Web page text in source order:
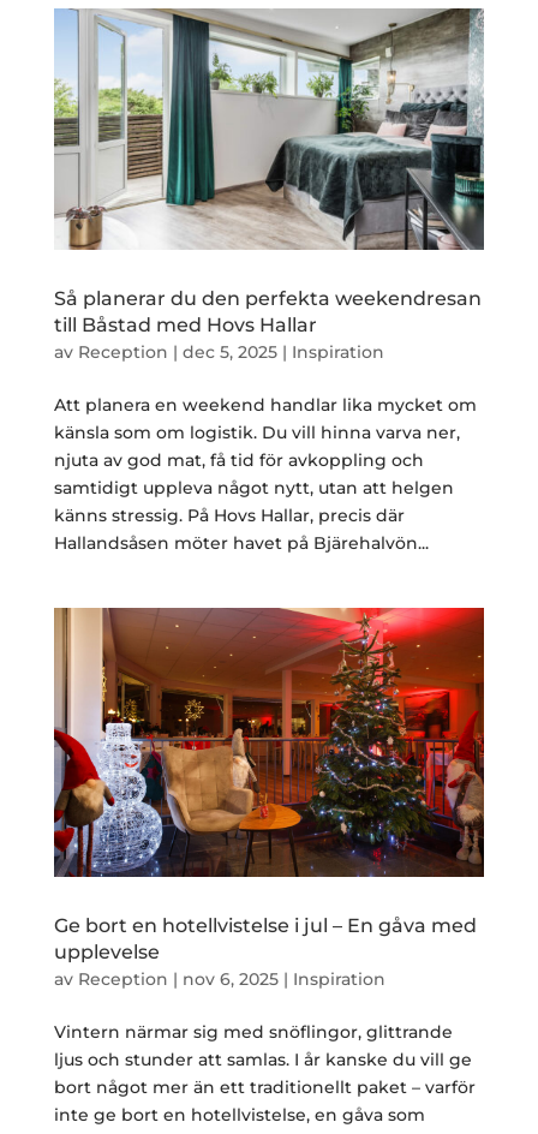
Så planerar du den perfekta weekendresan
till Båstad med Hovs Hallar
av Reception | dec 5, 2025| Inspiration
Att planera en weekend handlar lika mycket om
känsla som om logistik. Du vill hinna varva ner,
njuta av god mat, få tid för avkoppling och
samtidigt uppleva något nytt, utan att helgen
känns stressig. På Hovs Hallar, precis där
Hallandsåsen möter havet på Bjärehalvön...
Ge bort en hotellvistelse i jul – En gåva med
upplevelse
av Reception | nov 6, 2025| Inspiration
Vintern närmar sig med snöflingor, glittrande
ljus och stunder att samlas. I år kanske du vill ge
bort något mer än ett traditionellt paket – varför
inte ge bort en hotellvistelse, en gåva som